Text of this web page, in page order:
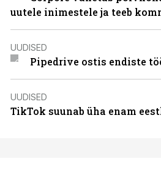
uutele inimestele ja teeb
UUDISED
Pipedrive ostis endiste
UUDISED
TikTok suunab üha enam